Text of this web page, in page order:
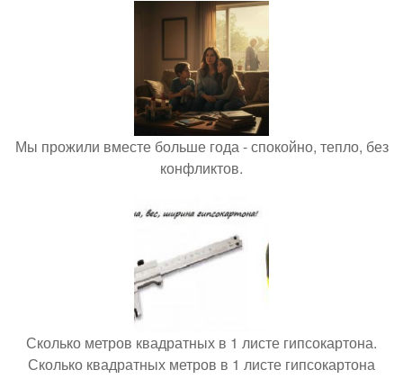
Мы прожили вместе больше года - спокойно, тепло, без
конфликтов.
Сколько метров квадратных в 1 листе гипсокартона.
Сколько квадратных метров в 1 листе гипсокартона